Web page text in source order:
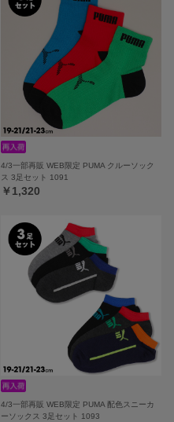
4/3一部再販 WEB限定 PUMA クルーソック
ス 3足セット 1091
￥1,320
4/3一部再販 WEB限定 PUMA 配色スニーカ
ーソックス 3足セット 1093